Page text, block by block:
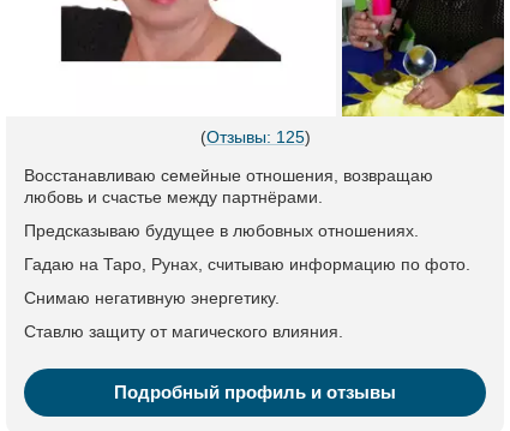
(Отзывы: 125)
Восстанавливаю семейные отношения, возвращаю
любовь и счастье между партнёрами.
Предсказываю будущее в любовных отношениях.
Гадаю на Таро, Рунах, считываю информацию по фото.
Снимаю негативную энергетику.
Ставлю защиту от магического влияния.
Подробный профиль и отзывы